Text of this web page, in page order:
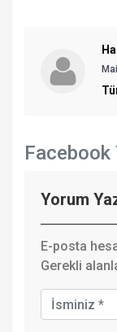
Facebook
Yorum
E-posta
Gerekli